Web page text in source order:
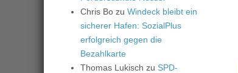
Chris Bo zu Windeck bleibt ein
sicherer Hafen: SozialPlus
erfolgreich gegen die
Bezahlkarte
Thomas Lukisch zu SPD-